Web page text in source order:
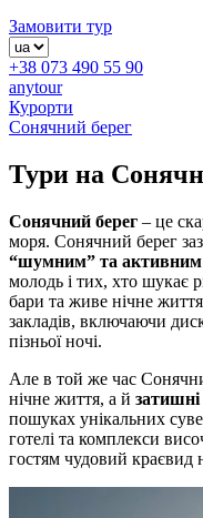
Замовити тур
+38 073 490 55 90
anytour
Курорти
Сонячний берег
Тури на
Сонячний берег – це
моря. Сонячний берег
“шумним” та активним
молодь і тих, хто шукає
бари та живе нічне
закладів, включаючи
пізньої ночі.
Але в той же час
нічне життя, а й
пошуках унікальних
готелі та комплекси
гостям чудовий краєвид